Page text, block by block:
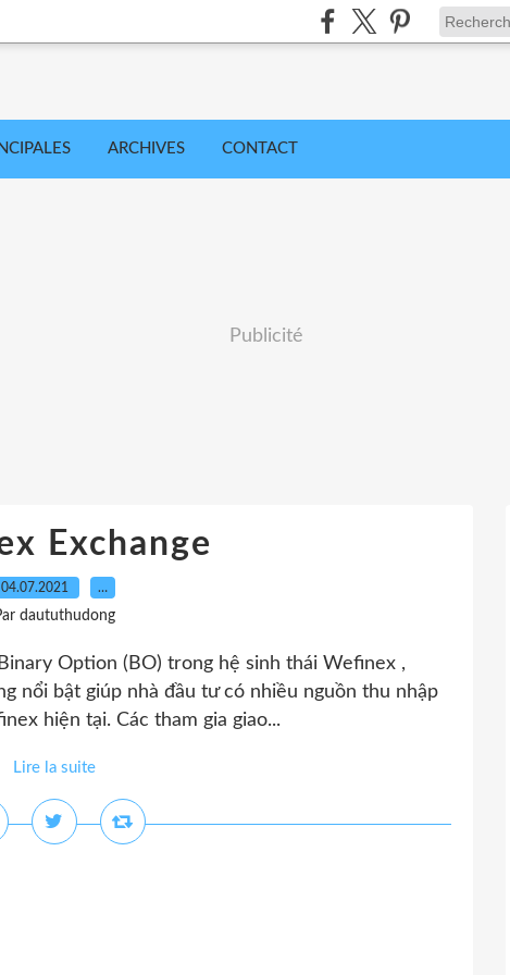
ARCHIVES CONTACT
Publicité
Exchange
04.07.2021 …
daututhudong
Option (BO) trong hệ sinh thái Wefinex ,
nổi bật giúp nhà đầu tư có nhiều nguồn thu nhập
hiện tại. Các tham gia giao...
Lire la suite